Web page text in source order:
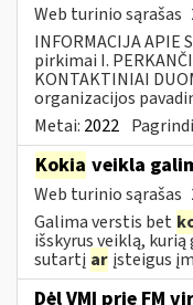
Web turinio sąrašas
INFORMACIJA APIE
pirkimai I.
KONTAKTINIAI
organizacijos
Metai: 2022
Kokia veikla
Web turinio sąrašas
Galima verstis bet
išskyrus veiklą,
sutartį ar įsteigus
Dėl VMI prie FM